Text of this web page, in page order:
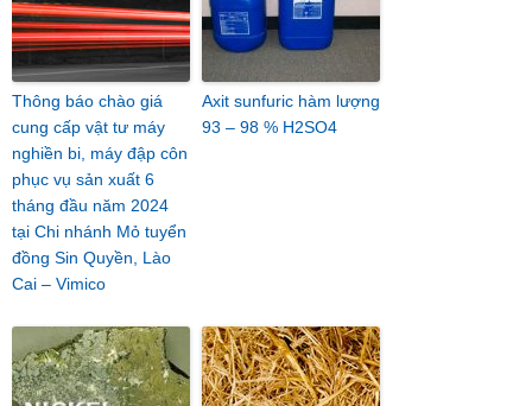
Thông báo chào giá
cung cấp vật tư máy
nghiền bi, máy đập côn
phục vụ sản xuất 6
tháng đầu năm 2024
tại Chi nhánh Mỏ tuyển
đồng Sin Quyền, Lào
Cai – Vimico
Axit sunfuric hàm lượng
93 – 98 % H2SO4